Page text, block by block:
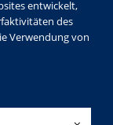
entwickelt,
des
Verwendung von